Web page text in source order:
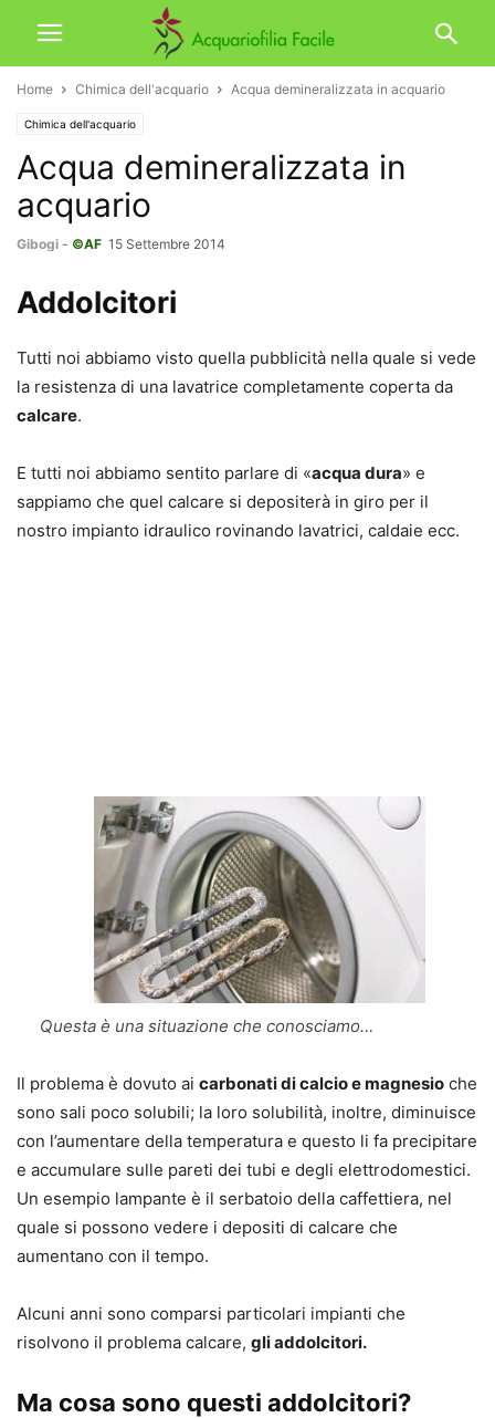
Home Chimica dell'acquario Acqua demineralizzata in acquario
Chimica dell'acquario
Acqua demineralizzata in
acquario
Gibogi - ©AF 15 Settembre 2014
Addolcitori
Tutti noi abbiamo visto quella pubblicità nella quale si vede
la resistenza di una lavatrice completamente coperta da
calcare.
E tutti noi abbiamo sentito parlare di «acqua dura» e
sappiamo che quel calcare si depositerà in giro per il
nostro impianto idraulico rovinando lavatrici, caldaie ecc.
Questa è una situazione che conosciamo…
Il problema è dovuto ai carbonati di calcio e magnesio che
sono sali poco solubili; la loro solubilità, inoltre, diminuisce
con l’aumentare della temperatura e questo li fa precipitare
e accumulare sulle pareti dei tubi e degli elettrodomestici.
Un esempio lampante è il serbatoio della caffettiera, nel
quale si possono vedere i depositi di calcare che
aumentano con il tempo.
Alcuni anni sono comparsi particolari impianti che
risolvono il problema calcare, gli addolcitori.
Ma cosa sono questi addolcitori?